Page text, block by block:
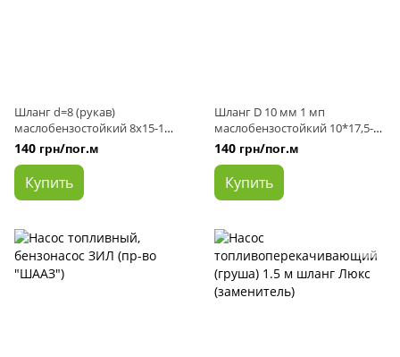
Шланг d=8 (рукав)
маслобензостойкий 8х15-1
МПа (пр-во Авто Престиж)
140 грн/пог.м
Купить
Шланг D 10 мм 1 мп
маслобензостойкий 10*17,5-
0,63 (пр-во Белая Церковь)
140 грн/пог.м
Купить